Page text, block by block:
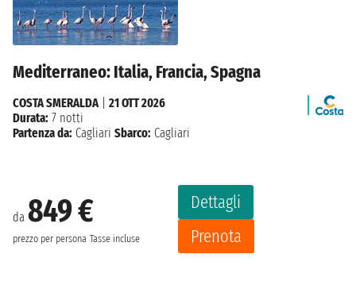
Mediterraneo: Italia, Francia, Spagna
da 849 €
prezzo per persona Tasse incluse
Dettagli
Prenota
COSTA SMERALDA| 21 OTT 2026
Durata: 7 notti
Partenza da: Cagliari Sbarco: Cagliari